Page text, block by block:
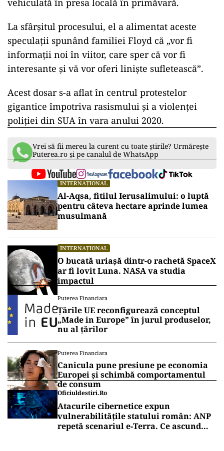
vehiculată în presa locală în primăvară.
La sfârşitul procesului, el a alimentat aceste
speculaţii spunând familiei Floyd că „vor fi
informaţii noi în viitor, care sper că vor fi
interesante şi vă vor oferi linişte sufletească”.
Acest dosar s-a aflat în centrul protestelor
gigantice împotriva rasismului şi a violenţei
poliţiei din SUA în vara anului 2020.
Vrei să fii mereu la curent cu toate știrile? Urmărește
Puterea.ro și pe canalul de WhatsApp
INTERNAȚIONAL
Al-Aqsa, fitilul Ierusalimului: o luptă
pentru câteva hectare aprinde lumea
musulmană
INTERNAȚIONAL
O bucată uriașă dintr-o rachetă SpaceX
ar fi lovit Luna. NASA va studia
impactul
Puterea Financiara
Țările UE reconfigurează conceptul
„Made in Europe” în jurul produselor,
nu al țărilor
Puterea Financiara
Canicula pune presiune pe economia
Europei și schimbă comportamentul
de consum
Oficiuldestiri.ro
Atacurile cibernetice expun
vulnerabilitățile statului român: ANP
repetă scenariul e‑Terra. Ce ascund